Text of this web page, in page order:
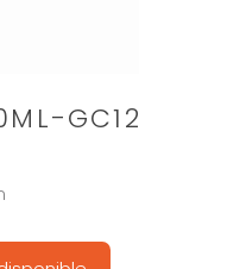
GC12